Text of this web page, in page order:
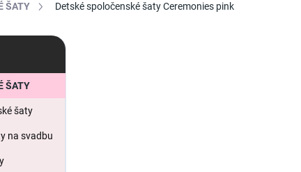
ŠATY Detské spoločenské šaty Ceremonies pink
ŠATY
šaty
na svadbu